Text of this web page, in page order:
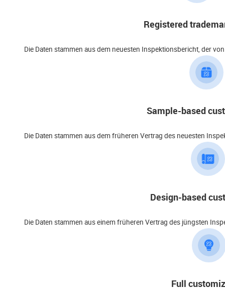
Registered
Die Daten stammen aus dem neuesten Inspektionsbericht, der
Sample-based
Die Daten stammen aus dem früheren Vertrag des neuesten
Design-based
Die Daten stammen aus einem früheren Vertrag des jüngsten
Full